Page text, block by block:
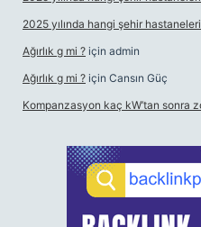
2025 yılında hangi şehir
Ağırlık g mi ? için admin
Ağırlık g mi ? için Cansın Güç
Kompanzasyon kaç kW’tan sonra